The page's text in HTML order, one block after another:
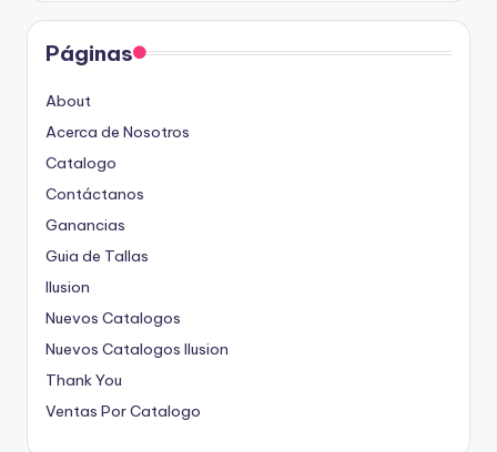
Páginas
About
Acerca de Nosotros
Catalogo
Contáctanos
Ganancias
Guia de Tallas
Ilusion
Nuevos Catalogos
Nuevos Catalogos Ilusion
Thank You
Ventas Por Catalogo